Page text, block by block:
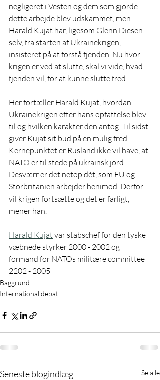
negligeret i Vesten og dem som gjorde
dette arbejde blev udskammet, men
Harald Kujat har, ligesom Glenn Diesen
selv, fra starten af Ukrainekrigen,
insisteret på at forstå fjenden. Nu hvor
krigen er ved at slutte, skal vi vide, hvad
fjenden vil, for at kunne slutte fred.
Her fortæller Harald Kujat, hvordan
Ukrainekrigen efter hans opfattelse blev
til og hvilken karakter den antog. Til sidst
giver Kujat sit bud på en mulig fred.
Kernepunktet er Rusland ikke vil have, at
NATO er til stede på ukrainsk jord.
Desværr er det netop dét, som EU og
Storbritanien arbejder henimod. Derfor
vil krigen fortsætte og det er farligt,
mener han.
Harald Kujat var stabschef for den tyske
væbnede styrker 2000 - 2002 og
formand for NATOs militære committee
2202 - 2005
Baggrund
International debat
Seneste blogindlæg Se alle